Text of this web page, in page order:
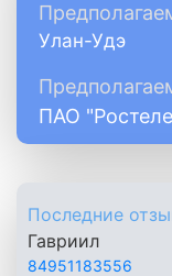
Улан-Удэ
ПАО
Последние
Гавриил
84951183556